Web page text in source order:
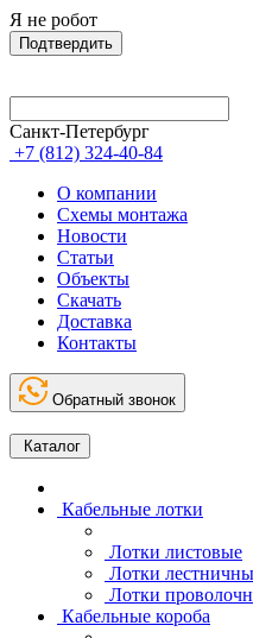
Я не робот
Подтвердить
Санкт-Петербург
+7 (812) 324-40-84
О компании
Схемы монтажа
Новости
Статьи
Объекты
Скачать
Доставка
Контакты
Обратный звонок
Каталог
Кабельные лотки
Лотки листовые
Лотки
Лотки
Кабельные короба